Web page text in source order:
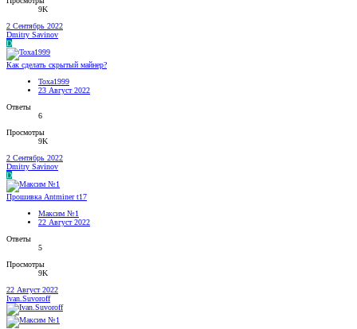
9K
2 Сентябрь 2022
Dmitry Savinov
D
Как сделать скрытый майнер?
Toxa1999
23 Август 2022
Ответы
6
Просмотры
9K
2 Сентябрь 2022
Dmitry Savinov
D
Прошивка Antminer t17
Максим №1
22 Август 2022
Ответы
5
Просмотры
9K
22 Август 2022
Ivan.Suvoroff